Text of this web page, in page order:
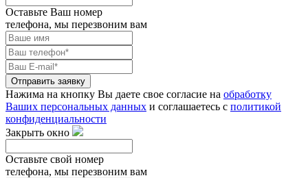
Оставьте Ваш номер
телефона, мы перезвоним вам
Отправить заявку
Нажима на кнопку Вы даете свое согласие на обработку
Ваших персональных данных и соглашаетесь с политикой
конфиденциальности
Закрыть окно
Оставьте свой номер
телефона, мы перезвоним вам